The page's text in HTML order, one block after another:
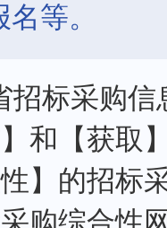
等。
招标采购
】和【获取
性】的招标